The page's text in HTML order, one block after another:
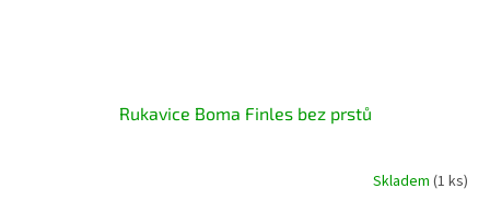
Rukavice Boma Finles bez prstů
Skladem (1 ks)